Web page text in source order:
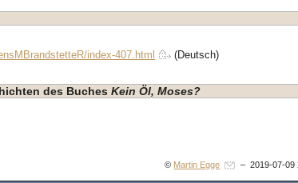
index-407.html
(Deutsch)
des Buches Kein Öl, Moses?
© Martin Egge – 2019-07-09